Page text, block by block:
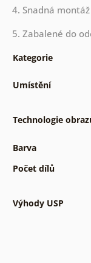
4. Snadná montáž
5. Zabalené do
Kategorie
Umístění
Technologie
Barva
Počet dílů
Výhody USP